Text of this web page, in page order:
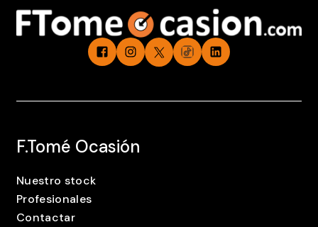
F.Tomé Ocasión
Nuestro stock
Profesionales
Contactar